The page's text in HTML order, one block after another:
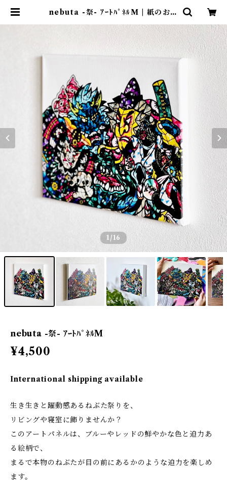
nebuta -祭- ｱｰﾄﾊﾟﾈﾙM | 紙のおく
1 /16
nebuta -祭- ｱｰﾄﾊﾟﾈﾙM
¥4,500
International shipping available
生き生きと躍動感あるねぶた祭りを、
リビングや寝室に飾りませんか？
このアートパネルは、ブルーやレッドの鮮やかな色と迫力あ
る絵柄で、
まるで本物のねぶたが目の前にあるかのような迫力を楽しめ
ます。